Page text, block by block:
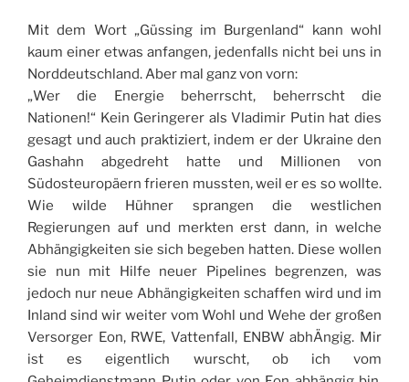
Mit dem Wort „Güssing im Burgenland“ kann wohl
kaum einer etwas anfangen, jedenfalls nicht bei uns in
Norddeutschland. Aber mal ganz von vorn:
„Wer die Energie beherrscht, beherrscht die
Nationen!“ Kein Geringerer als Vladimir Putin hat dies
gesagt und auch praktiziert, indem er der Ukraine den
Gashahn abgedreht hatte und Millionen von
Südosteuropäern frieren mussten, weil er es so wollte.
Wie wilde Hühner sprangen die westlichen
Regierungen auf und merkten erst dann, in welche
Abhängigkeiten sie sich begeben hatten. Diese wollen
sie nun mit Hilfe neuer Pipelines begrenzen, was
jedoch nur neue Abhängigkeiten schaffen wird und im
Inland sind wir weiter vom Wohl und Wehe der großen
Versorger Eon, RWE, Vattenfall, ENBW abhÄngig. Mir
ist es eigentlich wurscht, ob ich vom